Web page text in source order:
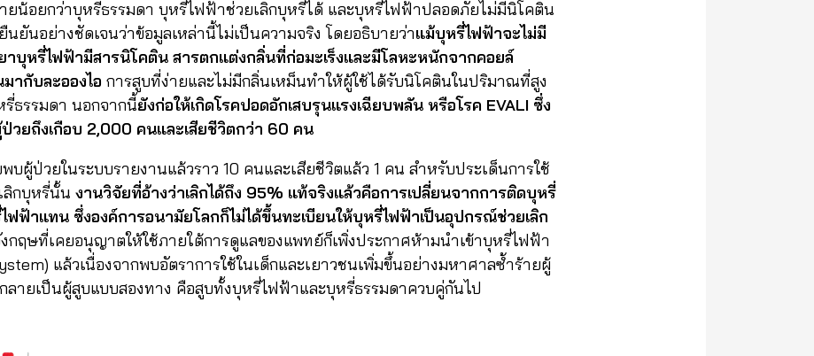
ยน้อยกว่าบุหรี่ธรรมดา บุหรี่ไฟฟ้าช่วยเลิกบุหรี่ได้ และบุหรี่ไฟฟ้าปลอดภัยไม่มีนิโคติน
นอย่างชัดเจนว่าข้อมูลเหล่านี้ไม่เป็นความจริง โดยอธิบายว่าแม้บุหรี่ไฟฟ้าจะไม่มี
าบุหรี่ไฟฟ้ามีสารนิโคติน สารตกแต่งกลิ่นที่ก่อมะเร็งและมีโลหะหนักจากคอยล์
ากับละอองไอ การสูบที่ง่ายและไม่มีกลิ่นเหม็นทำให้ผู้ใช้ได้รับนิโคตินในปริมาณที่สูง
ธรรมดา นอกจากนี้ยังก่อให้เกิดโรคปอดอักเสบรุนแรงเฉียบพลัน หรือโรค EVALI ซึ่ง
วยถึงเกือบ 2,000 คนและเสียชีวิตกว่า 60 คน
บผู้ป่วยในระบบรายงานแล้วราว 10 คนและเสียชีวิตแล้ว 1 คน สำหรับประเด็นการใช้
ลิกบุหรี่นั้น งานวิจัยที่อ้างว่าเลิกได้ถึง 95% แท้จริงแล้วคือการเปลี่ยนจากการติดบุหรี่
ฟฟ้าแทน ซึ่งองค์การอนามัยโลกก็ไม่ได้ขึ้นทะเบียนให้บุหรี่ไฟฟ้าเป็นอุปกรณ์ช่วยเลิก
กฤษที่เคยอนุญาตให้ใช้ภายใต้การดูแลของแพทย์ก็เพิ่งประกาศห้ามนำเข้าบุหรี่ไฟฟ้า
แล้วเนื่องจากพบอัตราการใช้ในเด็กและเยาวชนเพิ่มขึ้นอย่างมหาศาลซ้ำร้ายผู้
ลายเป็นผู้สูบแบบสองทาง คือสูบทั้งบุหรี่ไฟฟ้าและบุหรี่ธรรมดาควบคู่กันไป